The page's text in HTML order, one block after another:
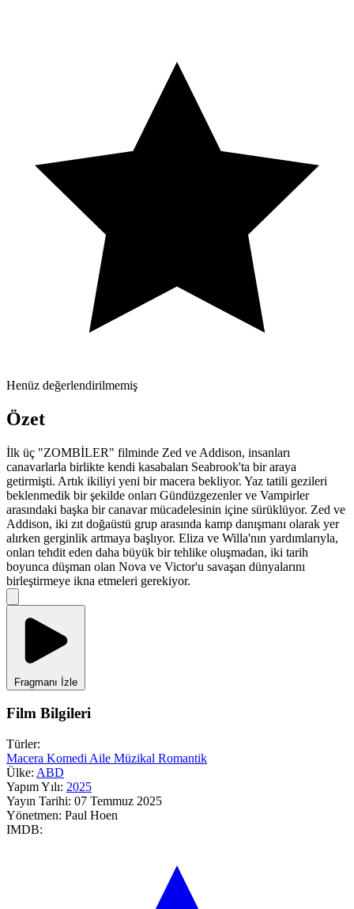
Henüz değerlendirilmemiş
Özet
İlk üç "ZOMBİLER" filminde Zed ve Addison, insanları
canavarlarla birlikte kendi kasabaları Seabrook'ta bir araya
getirmişti. Artık ikiliyi yeni bir macera bekliyor. Yaz tatili gezileri
beklenmedik bir şekilde onları Gündüzgezenler ve Vampirler
arasındaki başka bir canavar mücadelesinin içine sürüklüyor. Zed ve
Addison, iki zıt doğaüstü grup arasında kamp danışmanı olarak yer
alırken gerginlik artmaya başlıyor. Eliza ve Willa'nın yardımlarıyla,
onları tehdit eden daha büyük bir tehlike oluşmadan, iki tarih
boyunca düşman olan Nova ve Victor'u savaşan dünyalarını
birleştirmeye ikna etmeleri gerekiyor.
Fragmanı İzle
Film Bilgileri
Türler:
Macera Komedi Aile Müzikal Romantik
Ülke: ABD
Yapım Yılı: 2025
Yayın Tarihi: 07 Temmuz 2025
Yönetmen: Paul Hoen
IMDB: